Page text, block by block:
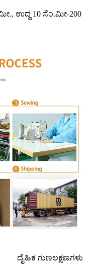
ಉದ್ದ 10 ಸೆಂ.ಮೀ-200
ದೈಹಿಕ ಗುಣಲಕ್ಷಣಗಳು